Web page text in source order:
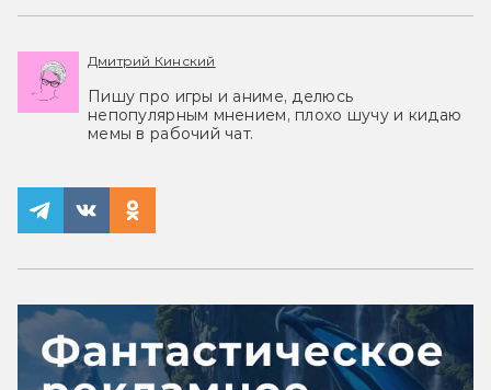
Дмитрий Кинский
Пишу про игры и аниме, делюсь
непопулярным мнением, плохо шучу и кидаю
мемы в рабочий чат.